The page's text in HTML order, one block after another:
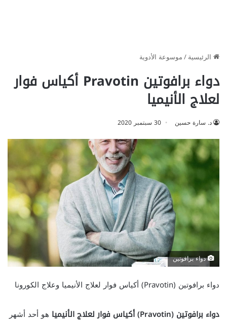
الرئيسية/موسوعة الأدوية
دواء برافوتين Pravotin أكياس فوار
لعلاج الأنيميا
د. سارة حسين 30 سبتمبر 2020
دواء برافوتين
دواء برافوتين (Pravotin) أكياس فوار لعلاج الأنيميا وعلاج الكورونا
دواء برافوتين (Pravotin) أكياس فوار لعلاج الأنيميا
هو أحد أشهر